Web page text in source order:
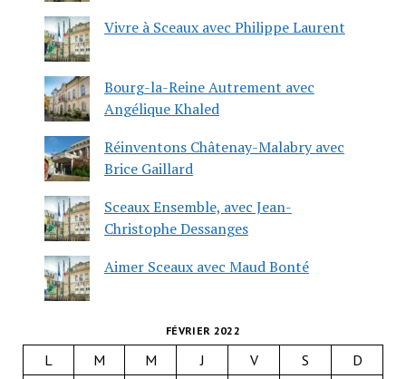
Vivre à Sceaux avec Philippe Laurent
Bourg-la-Reine Autrement avec
Angélique Khaled
Réinventons Châtenay-Malabry avec
Brice Gaillard
Sceaux Ensemble, avec Jean-
Christophe Dessanges
Aimer Sceaux avec Maud Bonté
FÉVRIER 2022
L M M J V S
D